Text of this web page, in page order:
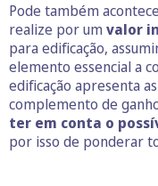
Pode também
realize por um valor
para edificação,
elemento essencial a
edificação apresenta
complemento de
ter em conta o
por isso de ponderar